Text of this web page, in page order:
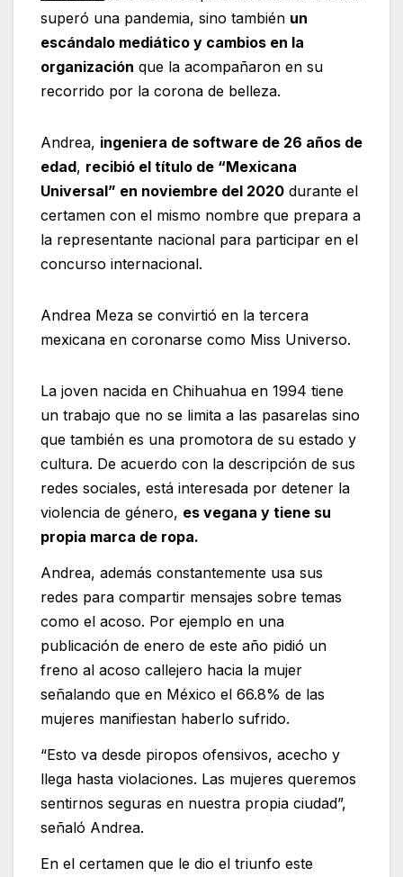
superó una pandemia, sino también un
escándalo mediático y cambios en la
organización que la acompañaron en su
recorrido por la corona de belleza.
Andrea, ingeniera de software de 26 años de
edad, recibió el título de “Mexicana
Universal” en noviembre del 2020 durante el
certamen con el mismo nombre que prepara a
la representante nacional para participar en el
concurso internacional.
Andrea Meza se convirtió en la tercera
mexicana en coronarse como Miss Universo.
La joven nacida en Chihuahua en 1994 tiene
un trabajo que no se limita a las pasarelas sino
que también es una promotora de su estado y
cultura. De acuerdo con la descripción de sus
redes sociales, está interesada por detener la
violencia de género, es vegana y tiene su
propia marca de ropa.
Andrea, además constantemente usa sus
redes para compartir mensajes sobre temas
como el acoso. Por ejemplo en una
publicación de enero de este año pidió un
freno al acoso callejero hacia la mujer
señalando que en México el 66.8% de las
mujeres manifiestan haberlo sufrido.
“Esto va desde piropos ofensivos, acecho y
llega hasta violaciones. Las mujeres queremos
sentirnos seguras en nuestra propia ciudad”,
señaló Andrea.
En el certamen que le dio el triunfo este